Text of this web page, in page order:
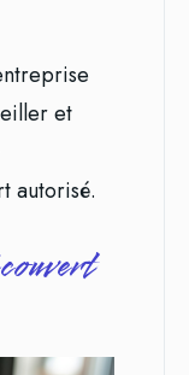
et
autorisé.